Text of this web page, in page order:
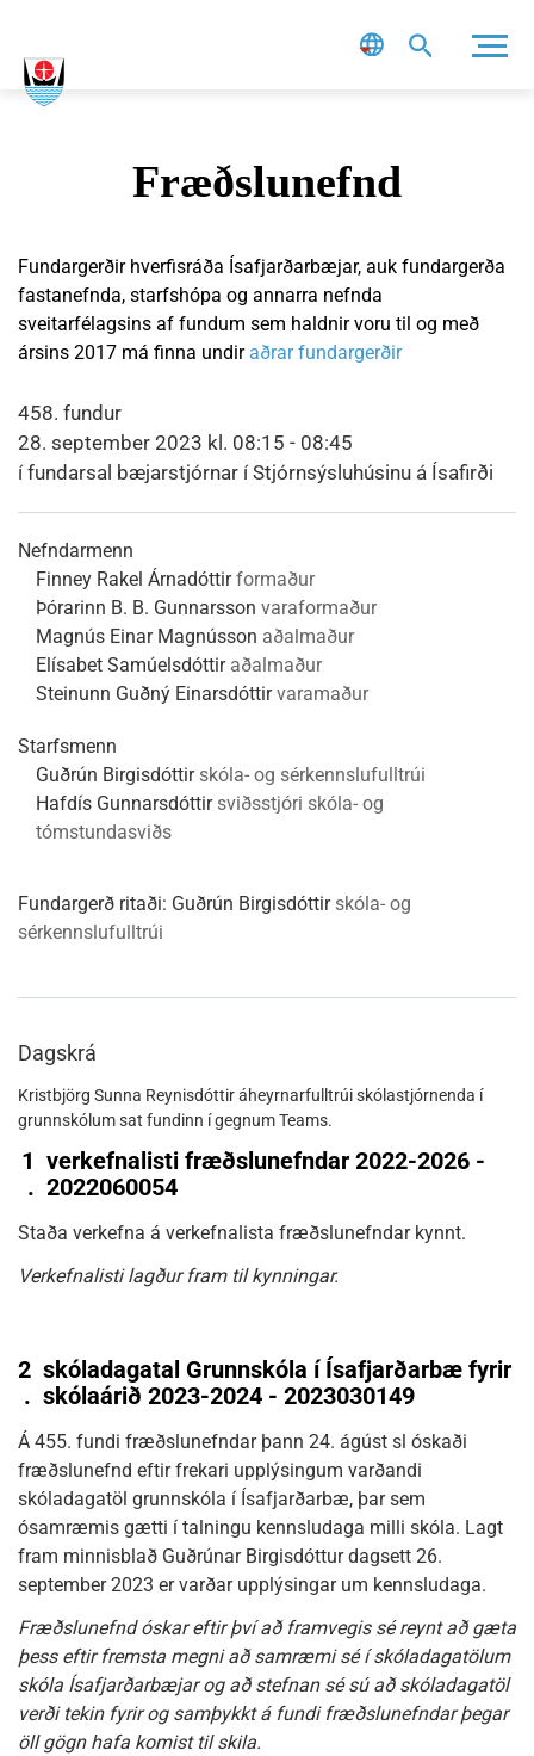
Fræðslunefnd
Fundargerðir hverfisráða Ísafjarðarbæjar, auk fundargerða
fastanefnda, starfshópa og annarra nefnda
sveitarfélagsins af fundum sem haldnir voru til og með
ársins 2017 má finna undir aðrar fundargerðir
458. fundur
28. september 2023 kl. 08:15 - 08:45
í fundarsal bæjarstjórnar í Stjórnsýsluhúsinu á Ísafirði
Nefndarmenn
Finney Rakel Árnadóttir formaður
Þórarinn B. B. Gunnarsson varaformaður
Magnús Einar Magnússon aðalmaður
Elísabet Samúelsdóttir aðalmaður
Steinunn Guðný Einarsdóttir varamaður
Starfsmenn
Guðrún Birgisdóttir skóla- og sérkennslufulltrúi
Hafdís Gunnarsdóttir sviðsstjóri skóla- og
tómstundasviðs
Fundargerð ritaði: Guðrún Birgisdóttir skóla- og
sérkennslufulltrúi
Dagskrá
Kristbjörg Sunna Reynisdóttir áheyrnarfulltrúi skólastjórnenda í
grunnskólum sat fundinn í gegnum Teams.
1
.
verkefnalisti fræðslunefndar 2022-2026 -
2022060054
Staða verkefna á verkefnalista fræðslunefndar kynnt.
Verkefnalisti lagður fram til kynningar.
2
.
skóladagatal Grunnskóla í Ísafjarðarbæ fyrir
skólaárið 2023-2024 - 2023030149
Á 455. fundi fræðslunefndar þann 24. ágúst sl óskaði
fræðslunefnd eftir frekari upplýsingum varðandi
skóladagatöl grunnskóla í Ísafjarðarbæ, þar sem
ósamræmis gætti í talningu kennsludaga milli skóla. Lagt
fram minnisblað Guðrúnar Birgisdóttur dagsett 26.
september 2023 er varðar upplýsingar um kennsludaga.
Fræðslunefnd óskar eftir því að framvegis sé reynt að gæta
þess eftir fremsta megni að samræmi sé í skóladagatölum
skóla Ísafjarðarbæjar og að stefnan sé sú að skóladagatöl
verði tekin fyrir og samþykkt á fundi fræðslunefndar þegar
öll gögn hafa komist til skila.